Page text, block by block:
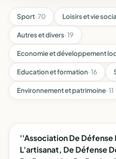
Sport· 70 Loisirs et vie
Autres et divers· 19
Economie et développement
Education et formation· 16
Environnement et patrimoine· 11
''Association De Défense
L'artisanat, De Défense